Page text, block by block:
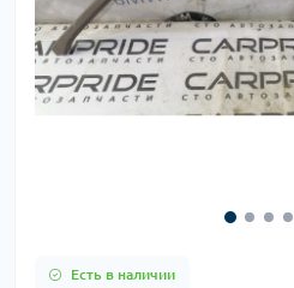
Есть в наличии